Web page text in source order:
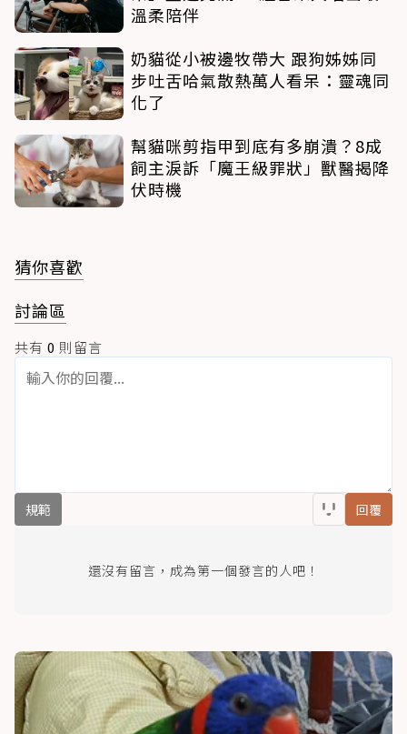
溫柔陪伴
奶貓從小被邊牧帶大 跟狗姊姊同
步吐舌哈氣散熱萬人看呆：靈魂同
化了
幫貓咪剪指甲到底有多崩潰？8成
飼主淚訴「魔王級罪狀」獸醫揭降
伏時機
猜你喜歡
討論區
共有 0 則留言
規範 回覆
還沒有留言，成為第一個發言的人吧！